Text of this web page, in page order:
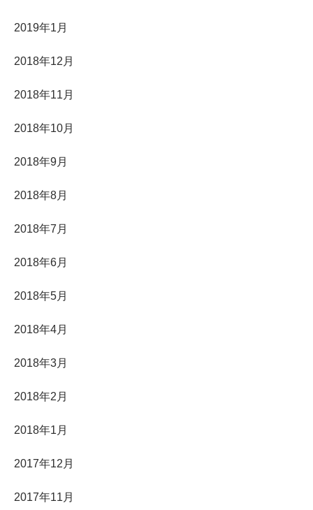
2019年1月
2018年12月
2018年11月
2018年10月
2018年9月
2018年8月
2018年7月
2018年6月
2018年5月
2018年4月
2018年3月
2018年2月
2018年1月
2017年12月
2017年11月